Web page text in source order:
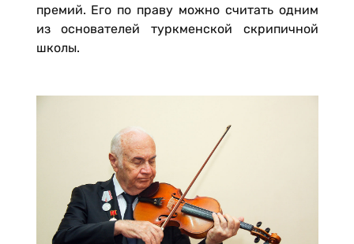
премий. Его по праву можно считать одним
из основателей туркменской скрипичной
школы.